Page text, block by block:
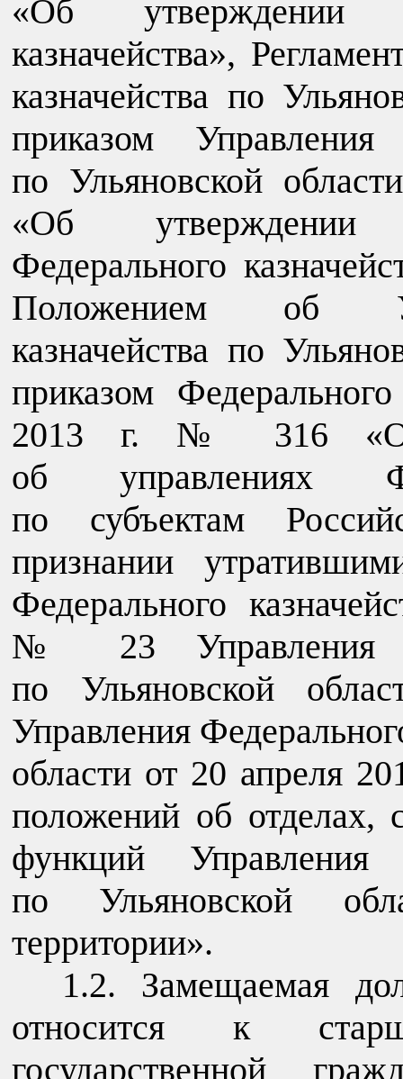
«Об утверждении
казначейства»,
казначейства по
приказом Управления
по Ульяновской
«Об утверждении
Федерального
Положением об
казначейства по
приказом
2013 г. № 316 «Об
об управлениях
по субъектам
признании
Федерального
№ 23 Управления
по Ульяновской
Управления
области от 20 апреля
положений об отделах,
функций Управления
по Ульяновской
территории».
1.2. Замещаемая
относится к
государственной